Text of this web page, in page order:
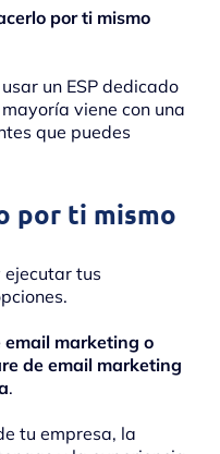
por ti mismo
un ESP dedicado
viene con una
que puedes
por ti mismo
ejecutar tus
email marketing o
de email marketing
.
tu empresa, la